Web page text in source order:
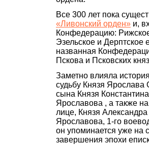
Все 300 лет пока
«Ливонский орден» и,
Конфедерацию:
Эзельское и Дерптское
названная
Пскова и Псковских
Заметно влияла
судьбу Князя Ярослава
сына Князя
Ярославова , а также
лице, Князя
Ярославова, 1-го
он упоминается уже на
завершения эпохи